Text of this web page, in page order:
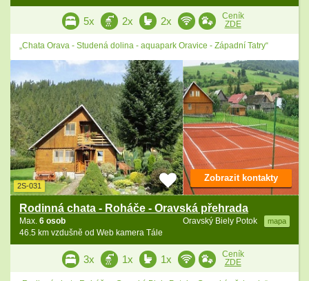
5x 2x 2x
Ceník
ZDE
„Chata Orava - Studená dolina - aquapark Oravice - Západní Tatry“
2S-031
Rodinná chata - Roháče - Oravská přehrada
Oravský Biely Potok mapa
Max. 6 osob
46.5 km vzdušně od Web kamera Tále
Zobrazit kontakty
3x 1x 1x
Ceník
ZDE